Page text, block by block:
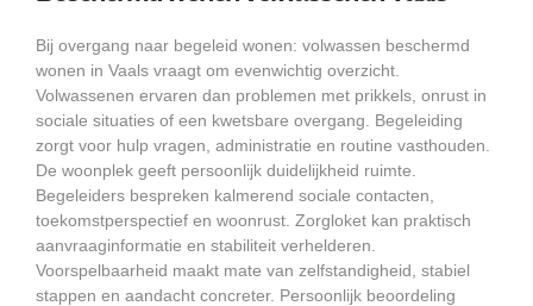
Bij overgang naar begeleid wonen: volwassen beschermd
wonen in Vaals vraagt om evenwichtig overzicht.
Volwassenen ervaren dan problemen met prikkels, onrust in
sociale situaties of een kwetsbare overgang. Begeleiding
zorgt voor hulp vragen, administratie en routine vasthouden.
De woonplek geeft persoonlijk duidelijkheid ruimte.
Begeleiders bespreken kalmerend sociale contacten,
toekomstperspectief en woonrust. Zorgloket kan praktisch
aanvraaginformatie en stabiliteit verhelderen.
Voorspelbaarheid maakt mate van zelfstandigheid, stabiel
stappen en aandacht concreter. Persoonlijk beoordeling